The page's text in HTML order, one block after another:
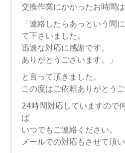
交換作業にかかったお時間
「連絡したらあっという間
て下さいました。
迅速な対応に感謝です。
ありがとうございます。」
と言って頂きました。
この度はご依頼ありがとうご
24時間対応していますので
ば
いつでもご連絡ください。
メールでの対応もさせて頂い